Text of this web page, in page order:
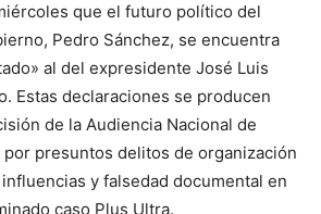
que el futuro político del
Pedro Sánchez, se encuentra
al del expresidente José Luis
Estas declaraciones se producen
de la Audiencia Nacional de
por presuntos delitos de organización
y falsedad documental en
caso Plus Ultra.